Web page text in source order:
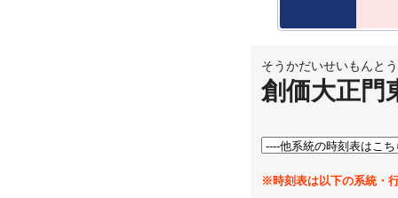
そうかだいせいもんと
創価大正門
※時刻表は以下の系統・